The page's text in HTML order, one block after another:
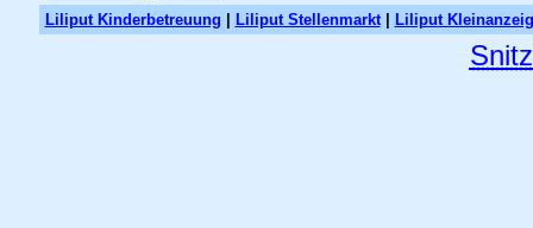
Liliput Kinderbetreuung Liliput Stellenmarkt| Liliput